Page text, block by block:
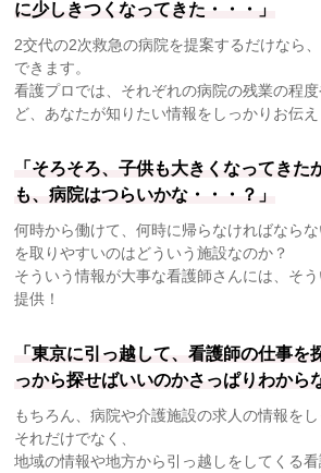
に少しきつくなってきた・・・」
2交代の2次救急の病院を提案するだけなら
できます。
看護プロでは、それぞれの病院の残業の程
ど、あなたが知りたい情報をしっかりお伝え
「そろそろ、子供も大きくなってきた
も、病院はつらいかな・・・？」
何時から働けて、何時に帰らなければなら
を取りやすいのはどういう施設なのか？
そういう情報が大事な看護師さんには、そ
提供！
「東京に引っ越して、看護師の仕事を
っから探せばいいのかさっぱりわから
もちろん、病院や介護施設の求人の情報を
それだけでなく、
地域の情報や地方から引っ越しをしてくる